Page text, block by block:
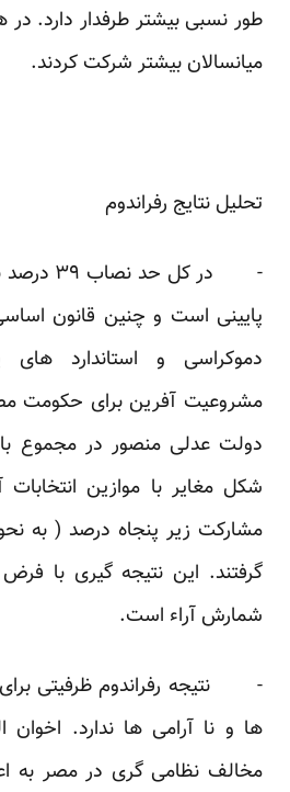
طور نسبی بیشتر طرفدار دارد.
میانسالان بیشتر شرکت کردند.
تحلیل نتایج رفراندوم
- در کل
پایینی است و چنین قانون
دموکراسی و استاندارد های
مشروعیت آفرین برای حکومت
دولت عدلی منصور در مجموع
شکل مغایر با موازین
مشارکت زیر پنجاه درصد ( به
گرفتند. این نتیجه گیری با
شمارش آراء است.
- نتیجه رفراندوم ظرفیتی
ها و نا آرامی ها ندارد.
مخالف نظامی گری در مصر به